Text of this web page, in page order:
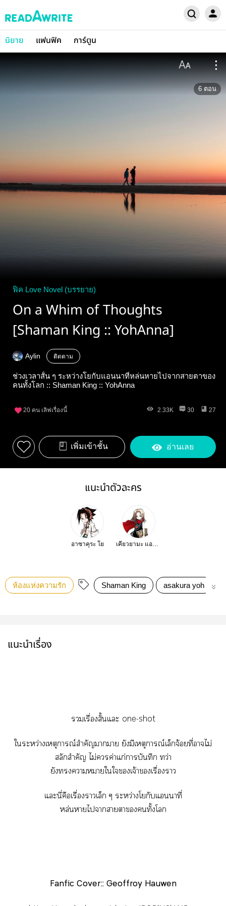
นิยาย แฟนฟิค การ์ตูน
6 ตอน
ฟิค Love Novel (บรรยาย)
On a Whim of Thoughts
[Shaman King :: YohAnna]
Aylin ติดตาม
ช่วงเวลาสั้น ๆ ระหว่างโยกับแอนนาที่หล่นหายไปจากสายตาของ
คนทั้งโลก :: Shaman King :: YohAnna​
20 คน เลิฟเรื่องนี้ 2.33K 30 27
เพิ่มเข้าชั้น อ่านเลย
แนะนำตัวละคร
อาซาคุระ โย เคียวยามะ แอนนา
ห้องแห่งความรัก Shaman King asakura yoh
แนะนำเรื่อง
เรื่องสั้นแะ one-shot
ใระหว่างเหตุการณ์สำคัญาา ยังมีเหตุการณ์​เล็กจ้อยที่าไม่
สลักสำคัญ ไม่ค่าแก่าบันทึก ทว่า
ยังาาใใเจ้าเรื่องา
แะนี่คือเรื่องาเล็ก ๆ ระหว่างโยกับแนนาที่
หล่นาไาาาทั้งโ
Fanfic Cover:: Geoffroy Hauwen